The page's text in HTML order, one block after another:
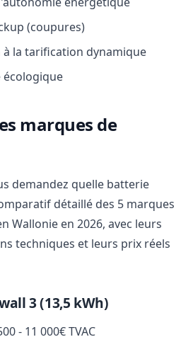
(coupures)
la tarification dynamique
écologique
marques de
demandez quelle batterie
détaillé des 5 marques
Wallonie en 2026, avec leurs
techniques et leurs prix réels
3 (13,5 kWh)
- 11 000€ TVAC